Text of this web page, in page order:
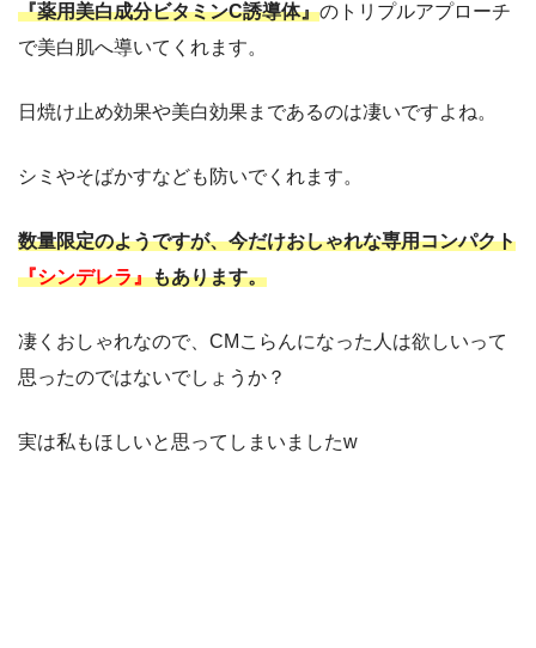
『薬用美白成分ビタミンC誘導体』のトリプルアプローチ
で美白肌へ導いてくれます。
日焼け止め効果や美白効果まであるのは凄いですよね。
シミやそばかすなども防いでくれます。
数量限定のようですが、今だけおしゃれな専用コンパクト
『シンデレラ』もあります。
凄くおしゃれなので、CMこらんになった人は欲しいって
思ったのではないでしょうか？
実は私もほしいと思ってしまいましたw